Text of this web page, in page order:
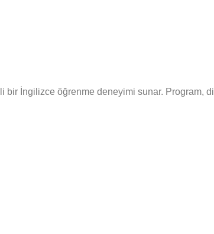
İngilizce öğrenme deneyimi sunar. Program, dil